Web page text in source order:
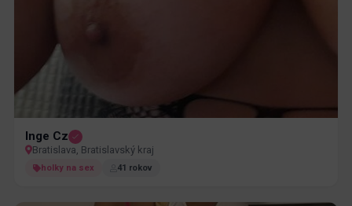
Inge Cz
Bratislava, Bratislavský kraj
holky na sex 41 rokov